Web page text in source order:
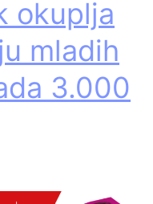
okuplja
mladih
3.000